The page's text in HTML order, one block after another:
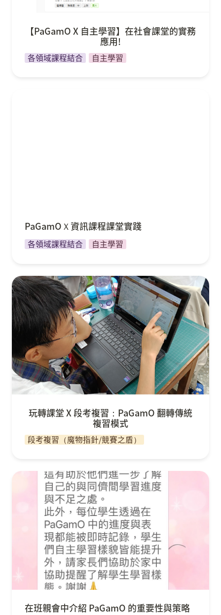
【PaGamO X 自主學習】在社會課堂的實務
應用!
各領域課程結合 自主學習
PaGamOＸ資訊課程課堂實踐
各領域課程結合 自主學習
玩轉課堂 X 段考複習：PaGamO 翻轉傳統複習模式
玩轉課堂 X 段考複習：PaGamO 翻轉傳統
複習模式
段考複習（魔物指針/競賽之盾）
在班親會中介紹 PaGamO 的重要性與策略
在班親會中介紹 PaGamO 的重要性與策略